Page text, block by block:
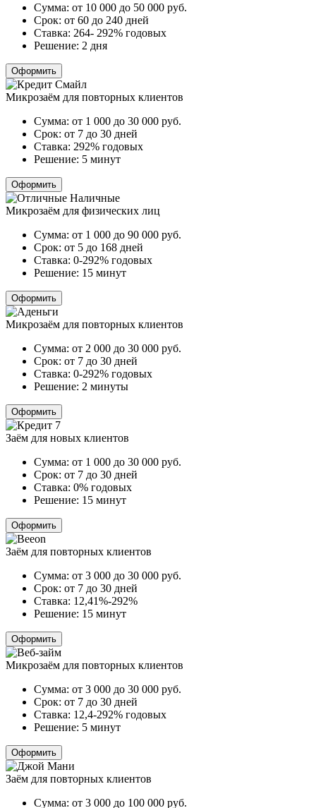
Сумма: от 10 000 до 50 000 руб.
Срок: от 60 до 240 дней
Ставка: 264- 292% годовых
Решение: 2 дня
Оформить
Микрозаём для повторных клиентов
Сумма: от 1 000 до 30 000 руб.
Срок: от 7 до 30 дней
Ставка: 292% годовых
Решение: 5 минут
Оформить
Микрозаём для физических лиц
Сумма: от 1 000 до 90 000 руб.
Срок: от 5 до 168 дней
Ставка: 0-292% годовых
Решение: 15 минут
Оформить
Микрозаём для повторных клиентов
Сумма: от 2 000 до 30 000 руб.
Срок: от 7 до 30 дней
Ставка: 0-292% годовых
Решение: 2 минуты
Оформить
Заём для новых клиентов
Сумма: от 1 000 до 30 000 руб.
Срок: от 7 до 30 дней
Ставка: 0% годовых
Решение: 15 минут
Оформить
Заём для повторных клиентов
Сумма: от 3 000 до 30 000 руб.
Срок: от 7 до 30 дней
Ставка: 12,41%-292%
Решение: 15 минут
Оформить
Микрозаём для повторных клиентов
Сумма: от 3 000 до 30 000 руб.
Срок: от 7 до 30 дней
Ставка: 12,4-292% годовых
Решение: 5 минут
Оформить
Заём для повторных клиентов
Сумма: от 3 000 до 100 000 руб.